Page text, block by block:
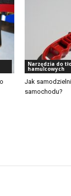
Narzędzia do
hamulcowych
Jak
samochodu?